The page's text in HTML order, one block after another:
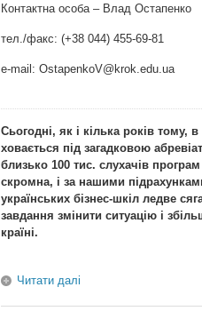
Контактна особа – Влад Остапенко
тел./факс: (+38 044) 455-69-81
e-mail: OstapenkoV@krok.edu.ua
Сьогодні, як і кілька років тому,
ховається під загадковою
близько 100 тис. слухачів
скромна, і за нашими
українських бізнес-шкіл ледве
завдання змінити ситуацію і
країні.
Читати далі